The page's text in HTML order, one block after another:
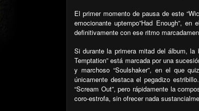
El primer momento de pausa de este
emocionante uptempo”Had Enough”,
definitivamente con ese ritmo
Si durante la primera mitad del álbum, la
Temptation” está marcada por una
y marchoso “Soulshaker”, en el que
únicamente destaca el pegadizo
“Scream Out”, pero rápidamente la
coro-estrofa, sin ofrecer nada